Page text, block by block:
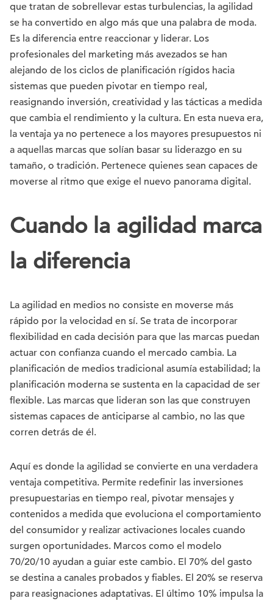
que tratan de sobrellevar estas turbulencias, la agilidad
se ha convertido en algo más que una palabra de moda.
Es la diferencia entre reaccionar y liderar. Los
profesionales del marketing más avezados se han
alejando de los ciclos de planificación rígidos hacia
sistemas que pueden pivotar en tiempo real,
reasignando inversión, creatividad y las tácticas a medida
que cambia el rendimiento y la cultura. En esta nueva era,
la ventaja ya no pertenece a los mayores presupuestos ni
a aquellas marcas que solían basar su liderazgo en su
tamaño, o tradición. Pertenece quienes sean capaces de
moverse al ritmo que exige el nuevo panorama digital.
Cuando la agilidad marca
la diferencia
La agilidad en medios no consiste en moverse más
rápido por la velocidad en sí. Se trata de incorporar
flexibilidad en cada decisión para que las marcas puedan
actuar con confianza cuando el mercado cambia. La
planificación de medios tradicional asumía estabilidad; la
planificación moderna se sustenta en la capacidad de ser
flexible. Las marcas que lideran son las que construyen
sistemas capaces de anticiparse al cambio, no las que
corren detrás de él.
Aquí es donde la agilidad se convierte en una verdadera
ventaja competitiva. Permite redefinir las inversiones
presupuestarias en tiempo real, pivotar mensajes y
contenidos a medida que evoluciona el comportamiento
del consumidor y realizar activaciones locales cuando
surgen oportunidades. Marcos como el modelo
70/20/10 ayudan a guiar este cambio. El 70% del gasto
se destina a canales probados y fiables. El 20% se reserva
para reasignaciones adaptativas. El último 10% impulsa la